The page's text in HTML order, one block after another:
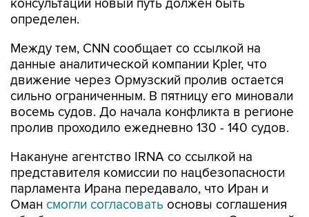
Между тем, CNN сообщает со ссылкой на
движение через Ормузский пролив остается
сильно ограниченным. В пятницу его миновали
восемь судов. До начала конфликта в регионе
пролив проходило ежедневно 130 - 140 судов.
Накануне агентство IRNA со ссылкой на
парламента Ирана передавало, что Иран и
Омансмогли согласовать основы соглашения
об обеспечении судоходства через Ормузский
пролив.